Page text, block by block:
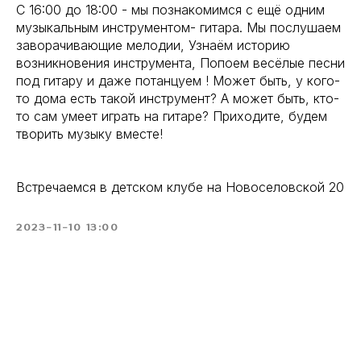
C 16:00 до 18:00 - мы познакомимся с ещё одним
музыкальным инструментом- гитара. Мы послушаем
заворачивающие мелодии, Узнаём историю
возникновения инструмента, Попоем весёлые песни
под гитару и даже потанцуем ! Может быть, у кого-
то дома есть такой инструмент? А может быть, кто-
то сам умеет играть на гитаре? Приходите, будем
творить музыку вместе!
Встречаемся в детском клубе на Новоселовской 20
2023-11-10 13:00